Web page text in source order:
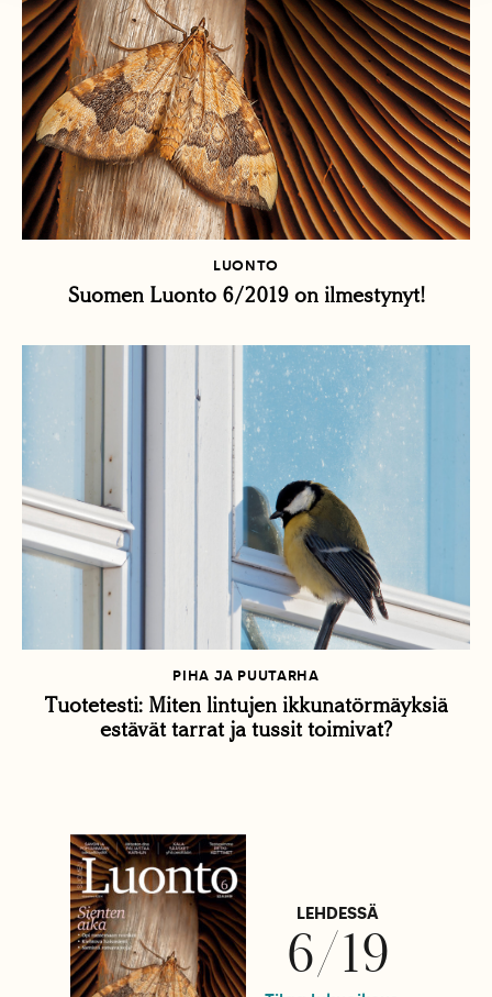
LUONTO
Suomen Luonto 6/2019 on ilmestynyt!
PIHA JA PUUTARHA
Tuotetesti: Miten lintujen ikkunatörmäyksiä
estävät tarrat ja tussit toimivat?
LEHDESSÄ
6/19